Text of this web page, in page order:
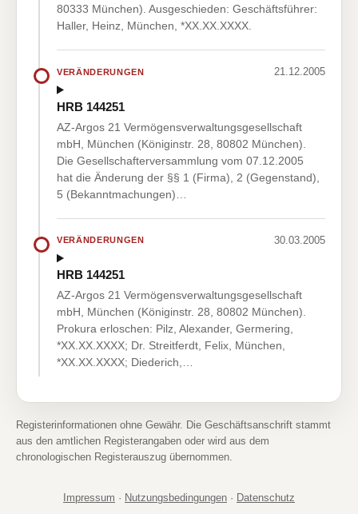
80333 München). Ausgeschieden: Geschäftsführer:
Haller, Heinz, München, *XX.XX.XXXX.
VERÄNDERUNGEN 21.12.2005
HRB 144251
AZ-Argos 21 Vermögensverwaltungsgesellschaft
mbH, München (Königinstr. 28, 80802 München).
Die Gesellschafterversammlung vom 07.12.2005
hat die Änderung der §§ 1 (Firma), 2 (Gegenstand),
5 (Bekanntmachungen)…
VERÄNDERUNGEN 30.03.2005
HRB 144251
AZ-Argos 21 Vermögensverwaltungsgesellschaft
mbH, München (Königinstr. 28, 80802 München).
Prokura erloschen: Pilz, Alexander, Germering,
*XX.XX.XXXX; Dr. Streitferdt, Felix, München,
*XX.XX.XXXX; Diederich,…
Registerinformationen ohne Gewähr. Die Geschäftsanschrift stammt
aus den amtlichen Registerangaben oder wird aus dem
chronologischen Registerauszug übernommen.
Impressum · Nutzungsbedingungen · Datenschutz